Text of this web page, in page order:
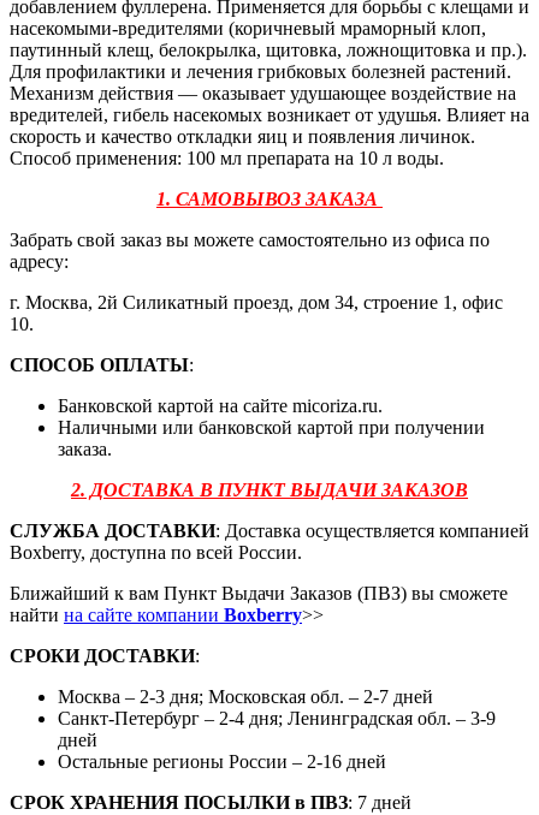
добавлением фуллерена. Применяется для борьбы с клещами и
насекомыми-вредителями (коричневый мраморный клоп,
паутинный клещ, белокрылка, щитовка, ложнощитовка и пр.).
Для профилактики и лечения грибковых болезней растений.
Механизм действия — оказывает удушающее воздействие на
вредителей, гибель насекомых возникает от удушья. Влияет на
скорость и качество откладки яиц и появления личинок.
Способ применения: 100 мл препарата на 10 л воды.
1. САМОВЫВОЗ ЗАКАЗА
Забрать свой заказ вы можете самостоятельно из офиса по
адресу:
г. Москва, 2й Силикатный проезд, дом 34, строение 1, офис
10.
СПОСОБ ОПЛАТЫ:
Банковской картой на сайте micoriza.ru.
Наличными или банковской картой при получении
заказа.
2. ДОСТАВКА В ПУНКТ ВЫДАЧИ ЗАКАЗОВ
СЛУЖБА ДОСТАВКИ: Доставка осуществляется компанией
Boxberry, доступна по всей России.
Ближайший к вам Пункт Выдачи Заказов (ПВЗ) вы сможете
найти на сайте компании Boxberry>>
СРОКИ ДОСТАВКИ:
Москва – 2-3 дня; Московская обл. – 2-7 дней
Санкт-Петербург – 2-4 дня; Ленинградская обл. – 3-9
дней
Остальные регионы России – 2-16 дней
СРОК ХРАНЕНИЯ ПОСЫЛКИ в ПВЗ: 7 дней